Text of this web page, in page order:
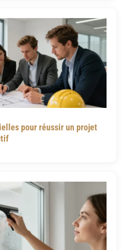
pour réussir un projet